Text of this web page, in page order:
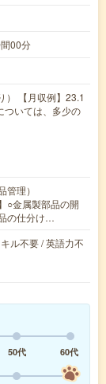
00分
【月収例】23.1
ついては、多少の
理）
○金属製部品の開
の仕分け…
ル不要 / 英語力不
50代
60代